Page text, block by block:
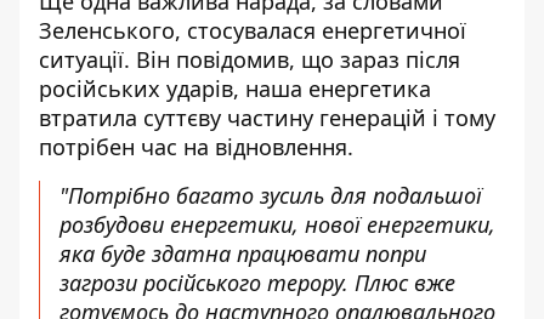
Зеленського, стосувалася енергетичної
ситуації. Він повідомив, що зараз після
російських ударів, наша енергетика
втратила суттєву частину генерацій і тому
потрібен час на відновлення.
"Потрібно багато зусиль для подальшої
розбудови енергетики, нової енергетики,
яка буде здатна працювати попри
загрози російського терору. Плюс вже
готуємось до наступного опалювального